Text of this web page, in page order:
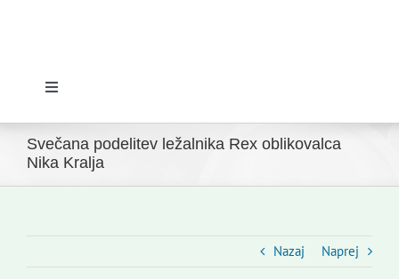
Toggle
Domov
Novice
Svečana podelitev ležalnika Rex oblikovalca
Nika Kralja
Nazaj Naprej